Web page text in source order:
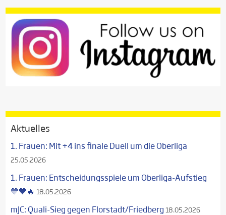
Aktuelles
1. Frauen: Mit +4 ins finale Duell um die Oberliga
25.05.2026
1. Frauen: Entscheidungsspiele um Oberliga-Aufstieg
💛💙🔥 18.05.2026
mJC: Quali-Sieg gegen Florstadt/Friedberg 18.05.2026